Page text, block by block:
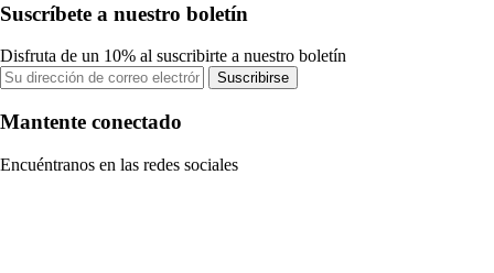
Suscríbete a nuestro boletín
Disfruta de un 10% al suscribirte a nuestro boletín
Suscribirse
Mantente conectado
Encuéntranos en las redes sociales